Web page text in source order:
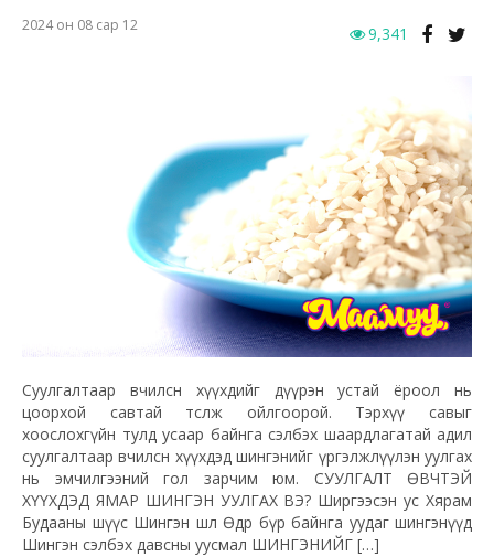
2024 он 08 сар 12 9,341
Суулгалтаар өвчилсөн хүүхдийг дүүрэн устай ёроол нь
цоорхой савтай төсөөлж ойлгоорой. Тэрхүү савыг
хоослохгүйн тулд усаар байнга сэлбэх шаардлагатай адил
суулгалтаар өвчилсөн хүүхдэд шингэнийг үргэлжлүүлэн уулгах
нь эмчилгээний гол зарчим юм. СУУЛГАЛТ ӨВЧТЭЙ
ХҮҮХДЭД ЯМАР ШИНГЭН УУЛГАХ ВЭ? Ширгээсэн ус Хярам
Будааны шүүс Шингэн шөл Өдөр бүр байнга уудаг шингэнүүд
Шингэн сэлбэх давсны уусмал ШИНГЭНИЙГ […]